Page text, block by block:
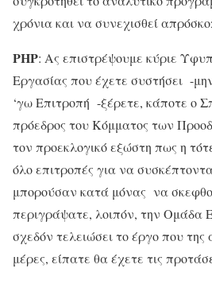
χρόνια και να συνεχισθεί
ΡΗΡ: Ας επιστρέψουμε κύριε
Εργασίας που έχετε συστήσει -
‘γω Επιτροπή -ξέρετε, κάποτε ο
πρόεδρος του Κόμματος των
τον προεκλογικό εξώστη πως η
όλο επιτροπές για να
μπορούσαν κατά μόνας να
περιγράψατε, λοιπόν, την Ομάδα
σχεδόν τελειώσει το έργο που
μέρες, είπατε θα έχετε τις